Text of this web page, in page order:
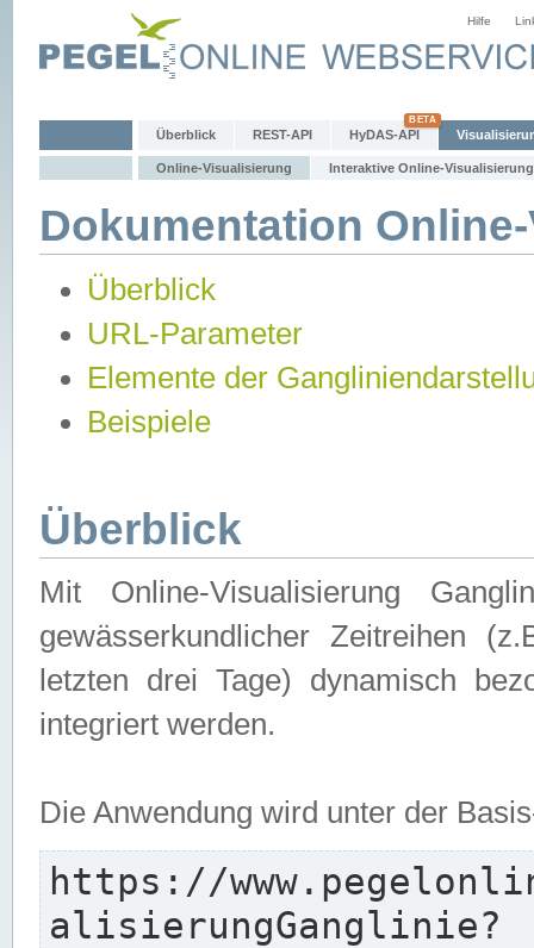
Hilfe
Überblick REST-API HyDAS-API
Online-Visualisierung Interaktive Online-Visualisierung
Dokumentation
Überblick
URL-Parameter
Elemente der
Beispiele
Überblick
Mit Online-Visualisierung
gewässerkundlicher Zeitreihen
letzten drei Tage) dynamisch
integriert werden.
Die Anwendung wird unter der
https://
alisierungGanglinie?